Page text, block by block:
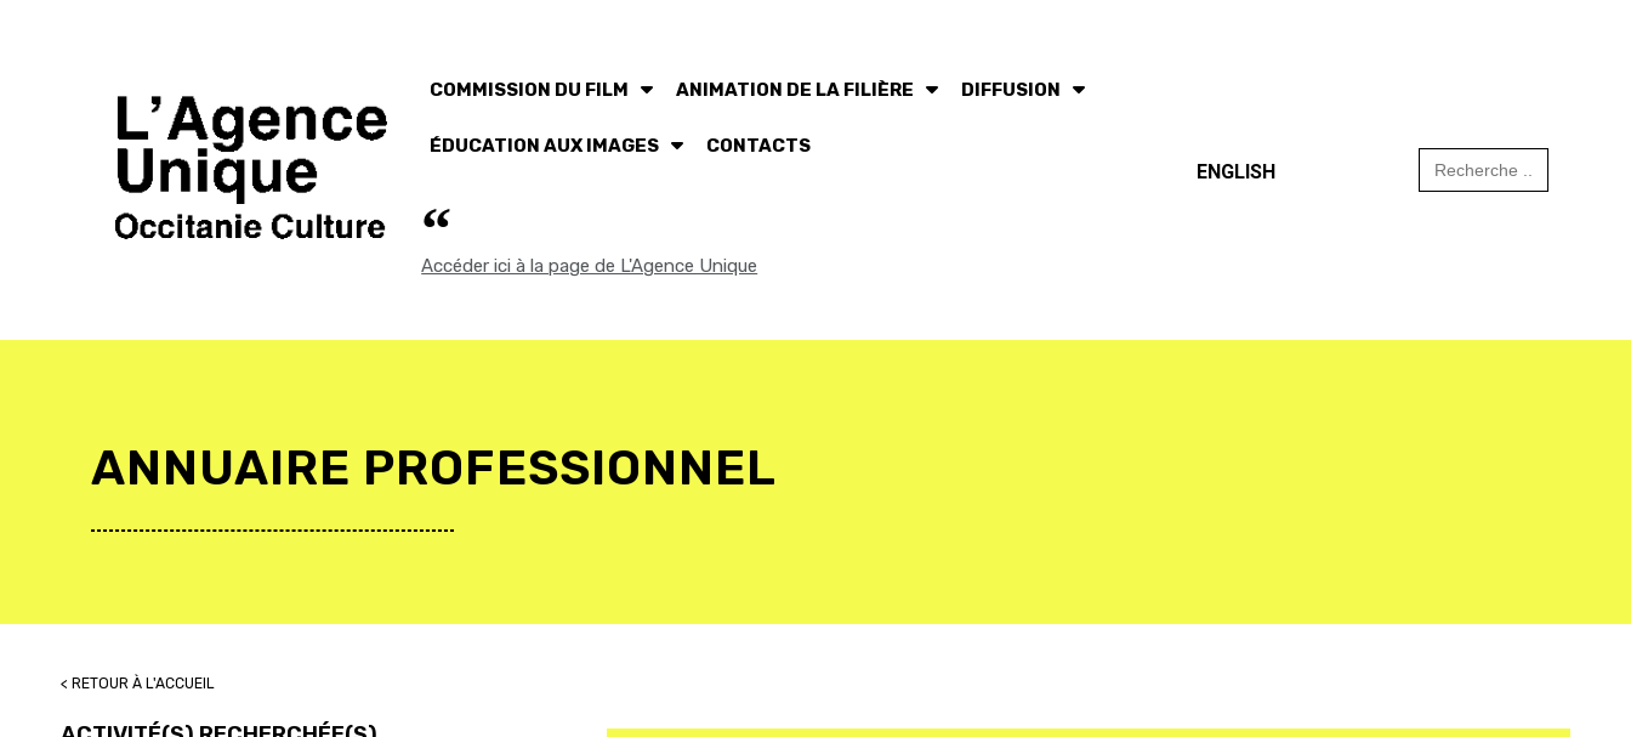
COMMISSION DU FILM ANIMATION DE LA FILIÈRE DIFFUSION
ÉDUCATION AUX IMAGES CONTACTS
Accéder ici à la page de L'Agence Unique
ENGLISH
Search
for:
ANNUAIRE PROFESSIONNEL
< RETOUR À L'ACCUEIL